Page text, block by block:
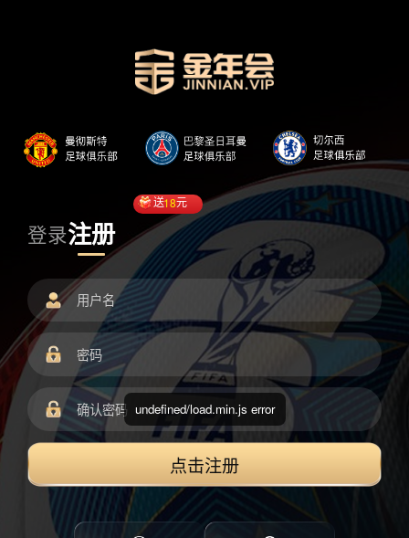
登录注册
送18元
点击注册
undefined/load.min.js error